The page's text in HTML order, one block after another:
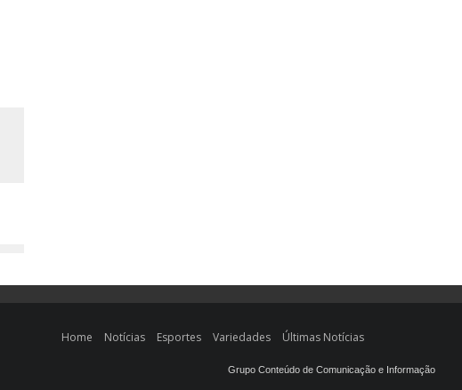
Home Notícias Esportes Variedades Últimas Notícias
Grupo Conteúdo de Comunicação e Informação